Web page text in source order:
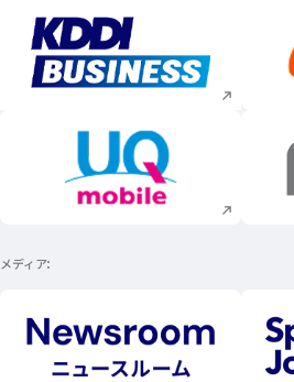
新規ウィンドウで開く
新規ウィンドウで開く
メディア
新規ウィンドウで開く